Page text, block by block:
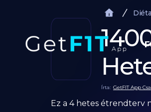
Írta: GetFIT App
Ez a 4 hetes étrendterv